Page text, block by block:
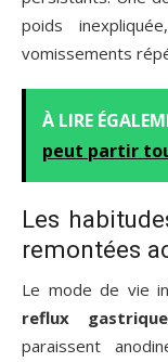
poids
vomissements
À LIRE
peut partir
Les
remontées
Le mode de vie
reflux
paraissent